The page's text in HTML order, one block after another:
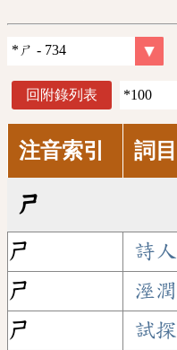
回附錄列表
注音索引 詞目
ㄕ
ㄕ 詩人
ㄕ
溼潤
ㄕ
試探